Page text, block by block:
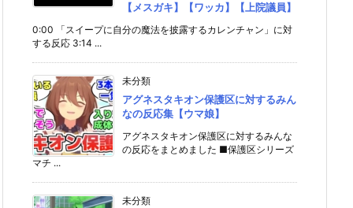
【メスガキ】【ワッカ】【上院議員】
0:00 「スイープに自分の魔法を披露するカレンチャン」に対
する反応 3:14 ...
未分類
アグネスタキオン保護区に対するみん
なの反応集【ウマ娘】
アグネスタキオン保護区に対するみんな
の反応をまとめました ■保護区シリーズ
マチ ...
未分類